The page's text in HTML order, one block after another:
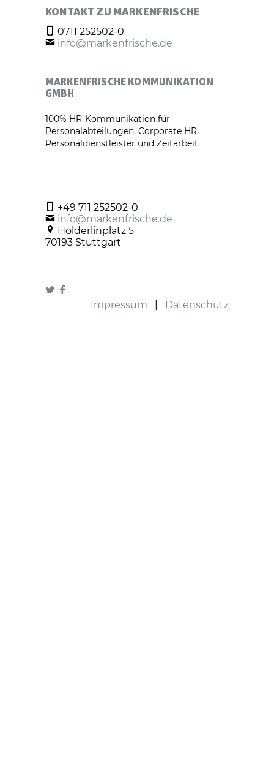
KONTAKT ZU MARKENFRISCHE
0711 252502-0
info@markenfrische.de
MARKENFRISCHE KOMMUNIKATION
GMBH
100% HR-Kommunikation für
Personalabteilungen, Corporate HR,
Personaldienstleister und Zeitarbeit.
+49 711 252502-0
info@markenfrische.de
Hölderlinplatz 5
70193 Stuttgart
Impressum Datenschutz